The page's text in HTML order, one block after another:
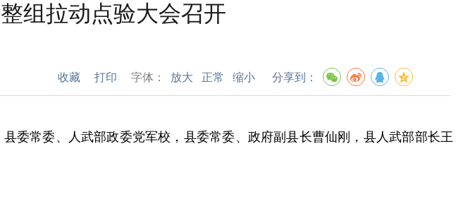
组拉动点验大会召开
收藏 打印 字体： 放大 正常 缩小 分享到：
委常委、人武部政委党军校，县委常委、政府副县长曹仙刚，县人武部部长王